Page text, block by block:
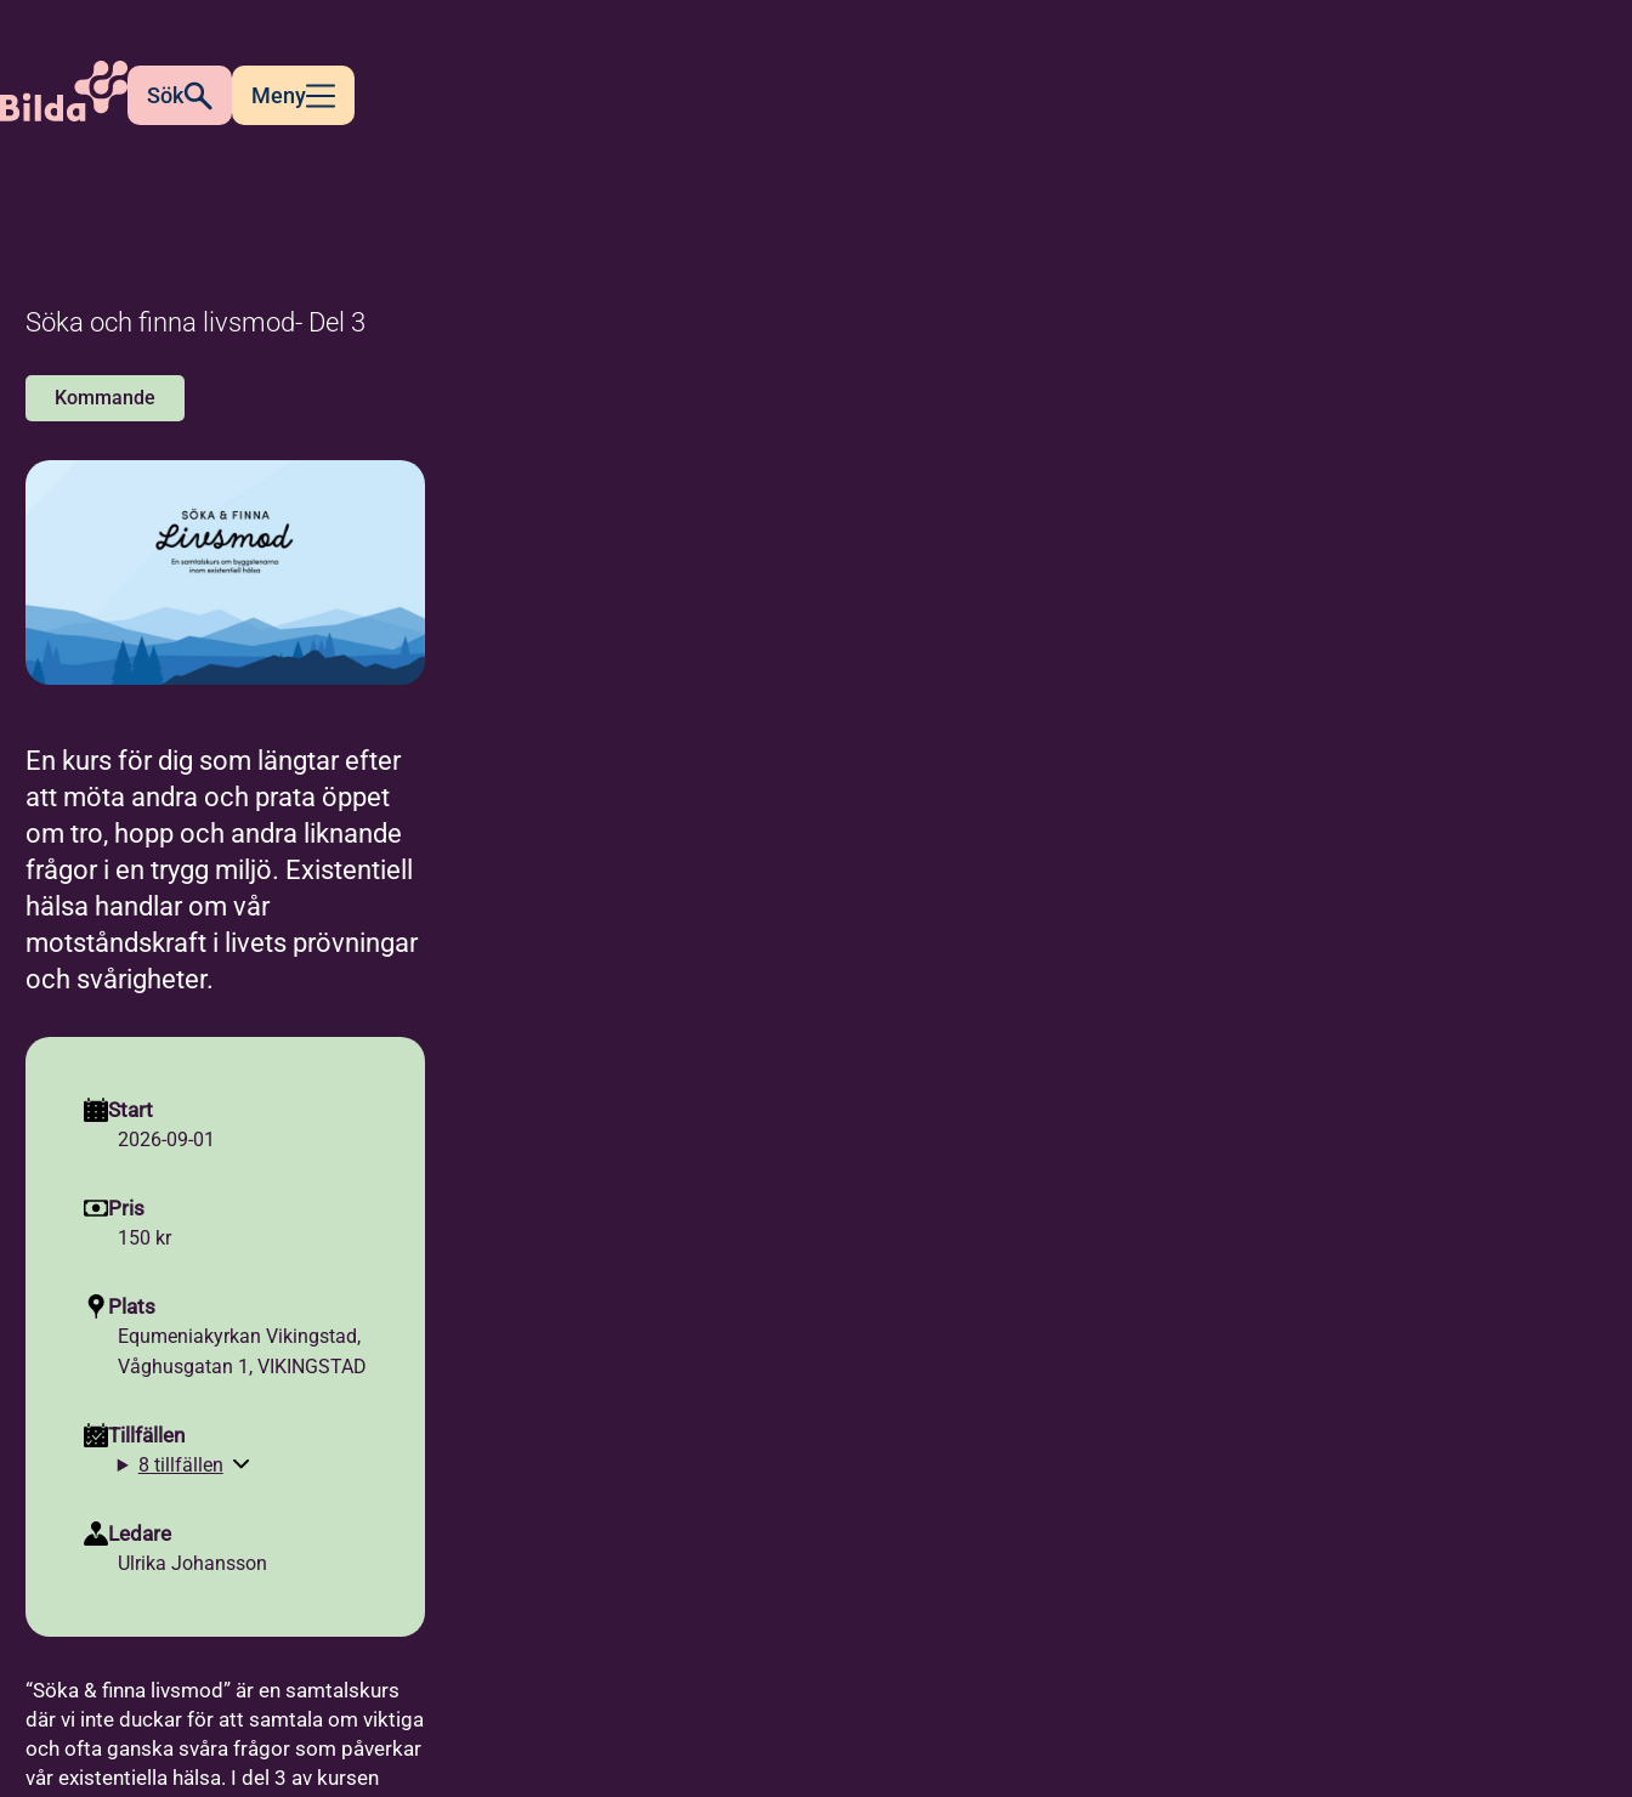
Sök Meny
Söka och finna livsmod- Del 3
Kommande
En kurs för dig som längtar efter
att möta andra och prata öppet
om tro, hopp och andra liknande
frågor i en trygg miljö. Existentiell
hälsa handlar om vår
motståndskraft i livets prövningar
och svårigheter.
Start
2026-09-01
Pris
150 kr
Plats
Equmeniakyrkan Vikingstad,
Våghusgatan 1, VIKINGSTAD
Tillfällen
8 tillfällen
Ledare
Ulrika Johansson
“Söka & finna livsmod” är en samtalskurs
där vi inte duckar för att samtala om viktiga
och ofta ganska svåra frågor som påverkar
vår existentiella hälsa. I del 3 av kursen